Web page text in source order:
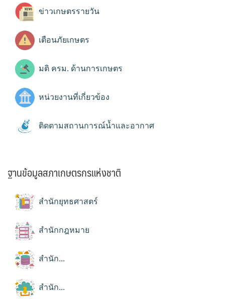
ข่าวเกษตรรายวัน
เตือนภัยเกษตร
มติ ครม. ด้านการเกษตร
หน่วยงานที่เกี่ยวข้อง
ติดตามสถานการณ์น้ำและอากาศ
ฐานข้อมูลสภาเกษตรกรแห่งชาติ
สำนักยุทธศาสตร์
สำนักกฎหมาย
สำนัก...
สำนัก...